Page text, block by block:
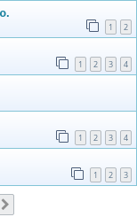
1 2
1 2 3 4
1 2 3 4
1 2 3